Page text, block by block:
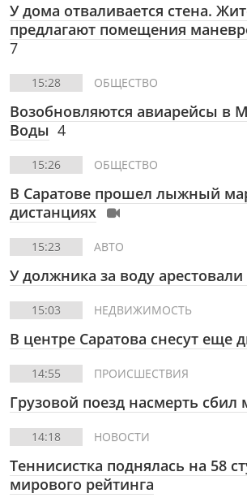
У дома отваливается стена.
предлагают помещения
7
15:28 ОБЩЕСТВО
Возобновляются авиарейсы в
Воды 4
15:26 ОБЩЕСТВО
В Саратове прошел лыжный
дистанциях
15:23 АВТО
У должника за воду
15:03 НЕДВИЖИМОСТЬ
В центре Саратова снесут еще
14:55 ПРОИСШЕСТВИЯ
Грузовой поезд насмерть
14:18 НОВОСТИ
Теннисистка поднялась на 58
мирового рейтинга